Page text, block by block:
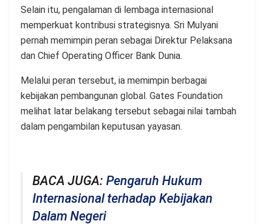
Selain itu, pengalaman di lembaga internasional
memperkuat kontribusi strategisnya. Sri Mulyani
pernah memimpin peran sebagai Direktur Pelaksana
dan Chief Operating Officer Bank Dunia.
Melalui peran tersebut, ia memimpin berbagai
kebijakan pembangunan global. Gates Foundation
melihat latar belakang tersebut sebagai nilai tambah
dalam pengambilan keputusan yayasan.
BACA JUGA: Pengaruh Hukum
Internasional terhadap Kebijakan
Dalam Negeri